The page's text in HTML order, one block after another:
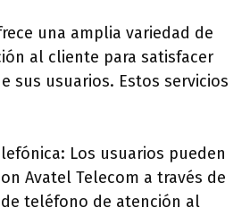
una amplia variedad de
al cliente para satisfacer
sus usuarios. Estos servicios
Los usuarios pueden
Avatel Telecom a través de
teléfono de atención al